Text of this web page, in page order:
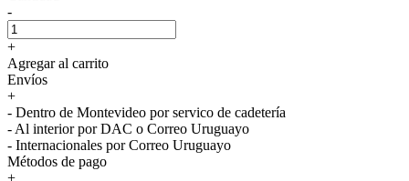
-
+
Agregar al carrito
Envíos
+
- Dentro de Montevideo por servico de cadetería
- Al interior por DAC o Correo Uruguayo
- Internacionales por Correo Uruguayo
Métodos de pago
+